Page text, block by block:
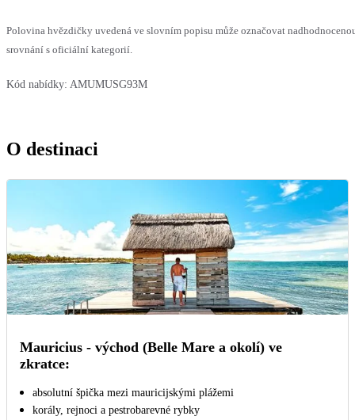
Polovina hvězdičky uvedená ve slovním popisu může označovat
srovnání s oficiální kategorií.
Kód nabídky: AMUMUSG93M
O destinaci
Mauricius - východ (Belle Mare a okolí) ve
zkratce:
absolutní špička mezi mauricijskými plážemi
korály, rejnoci a pestrobarevné rybky